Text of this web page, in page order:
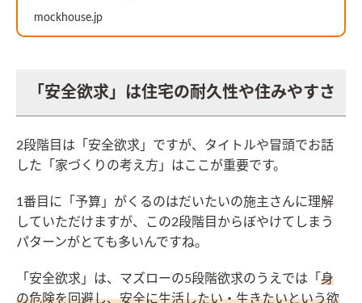
mockhouse.jp
「安全欲求」は住宅の耐久性や住みやすさ
2段階目は「安全欲求」ですが、タイトルや冒頭でお話
した「家づくりの考え方」はここが重要です。
1番目に「予算」がくるのはだいたいの施主さんに理解
していただけますが、この2段階目からぼやけてしまう
パターンがとても多いんですね。
「安全欲求」は、マズローの5段階欲求のうえでは「 身
の危険を回避し、安全に生活したい・生きたいという欲